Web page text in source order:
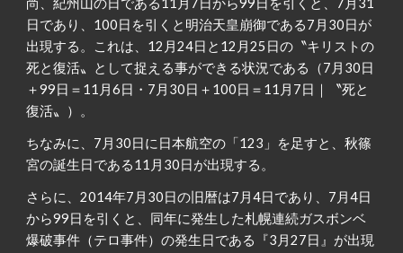
尚、紀州山の日である11月7日から99日を引くと、7月31
日であり、100日を引くと明治天皇崩御である7月30日が
出現する。これは、12月24日と12月25日の〝キリストの
死と復活〟として捉える事ができる状況である（7月30日
＋99日＝11月6日・7月30日＋100日＝11月7日｜〝死と
復活〟）。
ちなみに、7月30日に日本航空の「123」を足すと、秋篠
宮の誕生日である11月30日が出現する。
さらに、2014年7月30日の旧暦は7月4日であり、7月4日
から99日を引くと、同年に発生した札幌連続ガスボンベ
爆破事件（テロ事件）の発生日である『3月27日』が出現